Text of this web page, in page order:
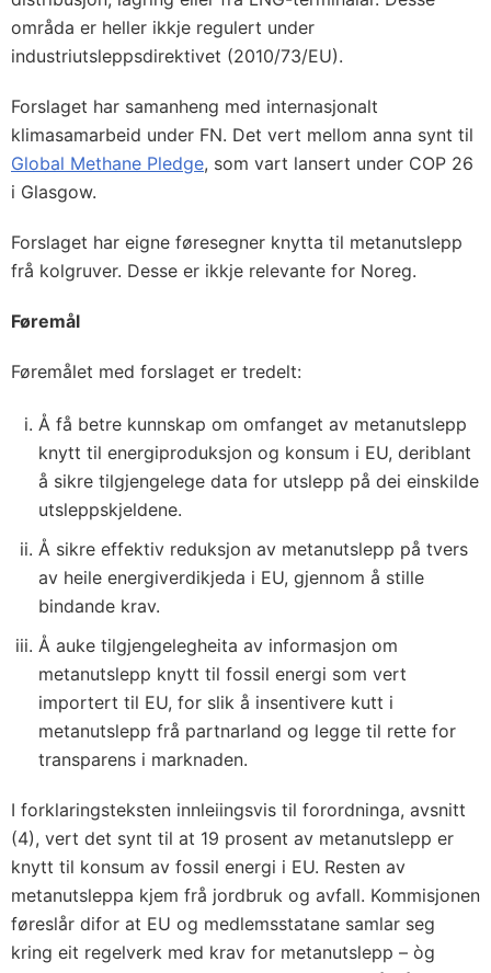
områda er heller ikkje regulert under
industriutsleppsdirektivet (2010/73/EU).
Forslaget har samanheng med internasjonalt
klimasamarbeid under FN. Det vert mellom anna synt til
Global Methane Pledge, som vart lansert under COP 26
i Glasgow.
Forslaget har eigne føresegner knytta til metanutslepp
frå kolgruver. Desse er ikkje relevante for Noreg.
Føremål
Føremålet med forslaget er tredelt:
Å få betre kunnskap om omfanget av metanutslepp
knytt til energiproduksjon og konsum i EU, deriblant
å sikre tilgjengelege data for utslepp på dei einskilde
utsleppskjeldene.
Å sikre effektiv reduksjon av metanutslepp på tvers
av heile energiverdikjeda i EU, gjennom å stille
bindande krav.
Å auke tilgjengelegheita av informasjon om
metanutslepp knytt til fossil energi som vert
importert til EU, for slik å insentivere kutt i
metanutslepp frå partnarland og legge til rette for
transparens i marknaden.
I forklaringsteksten innleiingsvis til forordninga, avsnitt
(4), vert det synt til at 19 prosent av metanutslepp er
knytt til konsum av fossil energi i EU. Resten av
metanutsleppa kjem frå jordbruk og avfall. Kommisjonen
føreslår difor at EU og medlemsstatane samlar seg
kring eit regelverk med krav for metanutslepp – òg